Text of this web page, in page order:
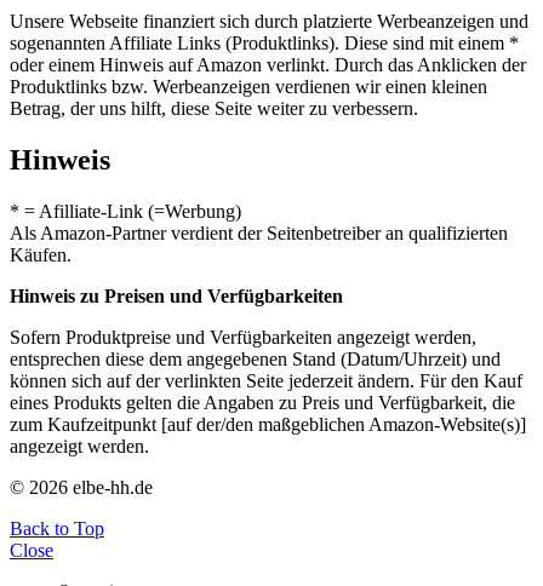
Unsere Webseite finanziert sich durch platzierte Werbeanzeigen und
sogenannten Affiliate Links (Produktlinks). Diese sind mit einem *
oder einem Hinweis auf Amazon verlinkt. Durch das Anklicken der
Produktlinks bzw. Werbeanzeigen verdienen wir einen kleinen
Betrag, der uns hilft, diese Seite weiter zu verbessern.
Hinweis
* = Afilliate-Link (=Werbung)
Als Amazon-Partner verdient der Seitenbetreiber an qualifizierten
Käufen.
Hinweis zu Preisen und Verfügbarkeiten
Sofern Produktpreise und Verfügbarkeiten angezeigt werden,
entsprechen diese dem angegebenen Stand (Datum/Uhrzeit) und
können sich auf der verlinkten Seite jederzeit ändern. Für den Kauf
eines Produkts gelten die Angaben zu Preis und Verfügbarkeit, die
zum Kaufzeitpunkt [auf der/den maßgeblichen Amazon-Website(s)]
angezeigt werden.
© 2026 elbe-hh.de
Back to Top
Close